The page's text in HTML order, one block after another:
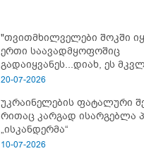
"თვითმხილველები შოკში
ერთი საავადმყოფოშიც
გადაიყვანეს...დიახ, ეს
- გორში დატრიალებული
20-07-2026
უკრაინელების ფატალური
რითაც კარგად ისარგებლა
„ისკანდერმა“
10-07-2026